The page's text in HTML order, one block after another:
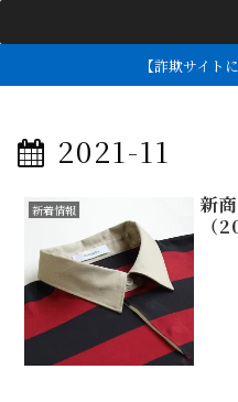
【詐欺サイト
2021-11
新着情報
新
（